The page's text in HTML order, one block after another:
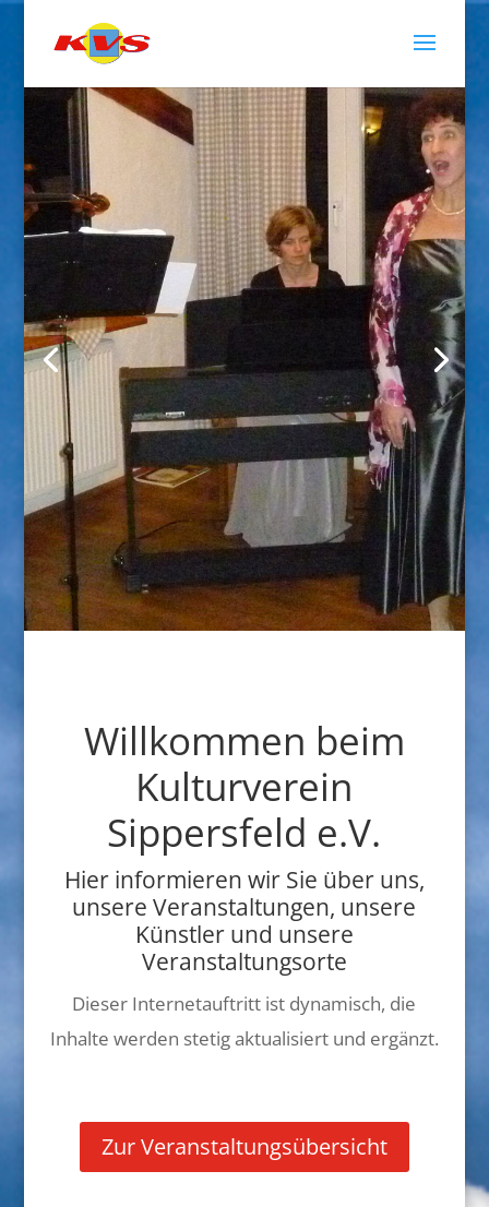
Willkommen beim
Kulturverein
Sippersfeld e.V.
Hier informieren wir Sie über uns,
unsere Veranstaltungen, unsere
Künstler und unsere
Veranstaltungsorte
Dieser Internetauftritt ist dynamisch, die
Inhalte werden stetig aktualisiert und ergänzt.
Zur Veranstaltungsübersicht